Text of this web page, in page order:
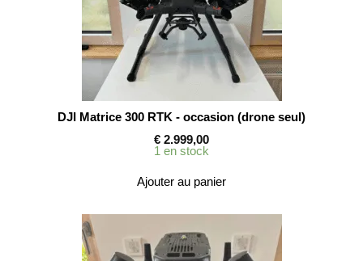
DJI Matrice 300 RTK - occasion (drone seul)
€ 2.999,00
1 en stock
Ajouter au panier